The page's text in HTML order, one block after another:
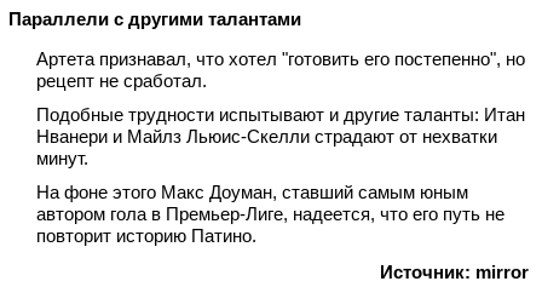
Параллели с другими талантами
Артета признавал, что хотел "готовить его постепенно", но
рецепт не сработал.
Подобные трудности испытывают и другие таланты: Итан
Нванери и Майлз Льюис‑Скелли страдают от нехватки
минут.
На фоне этого Макс Доуман, ставший самым юным
автором гола в Премьер‑Лиге, надеется, что его путь не
повторит историю Патино.
Источник: mirror